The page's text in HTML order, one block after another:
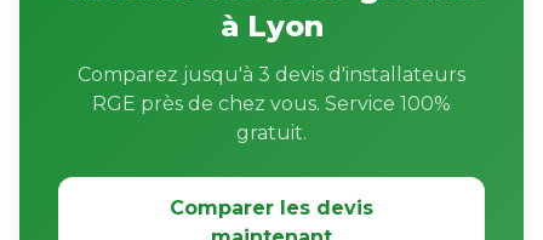
à Lyon
Comparez jusqu'à 3 devis d'installateurs
RGE près de chez vous. Service 100%
gratuit.
Comparer les devis